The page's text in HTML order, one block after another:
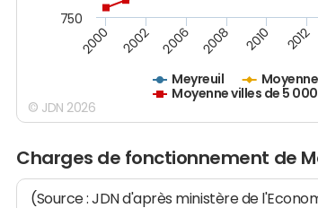
Meyreuil
Moyenne villes de 5
2000 2002 2006 2008 2010 2012
750
© JDN 2026
Charges de fonctionnement de
(Source : JDN d'après ministère de